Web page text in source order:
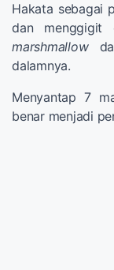
Hakata sebagai
dan menggigit
marshmallow
dalamnya.
Menyantap 7
benar menjadi